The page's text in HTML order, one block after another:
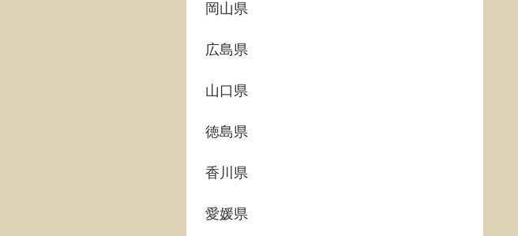
岡山県
広島県
山口県
徳島県
香川県
愛媛県